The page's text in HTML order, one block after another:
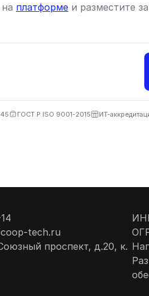
платформе и разместите
ГОСТ Р ISO 9001-2015 ИТ-
tech.ru
проспект, д.20, к.